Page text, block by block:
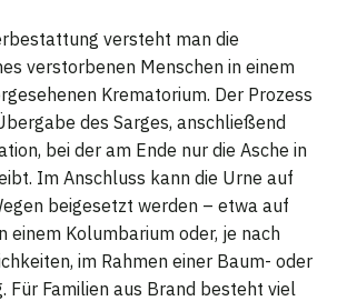
versteht man die
verstorbenen Menschen in einem
Krematorium. Der Prozess
des Sarges, anschließend
bei der am Ende nur die Asche in
Im Anschluss kann die Urne auf
beigesetzt werden – etwa auf
einem Kolumbarium oder, je nach
im Rahmen einer Baum- oder
Für Familien aus Brand besteht viel